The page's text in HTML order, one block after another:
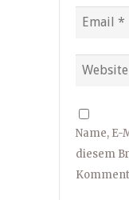
Name, E-
diesem